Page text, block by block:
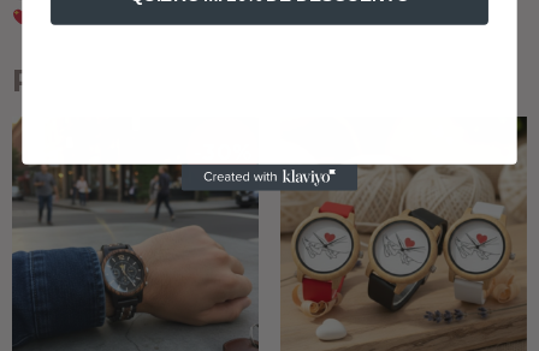
Perfecto para uso diario o ocasiones especiales
Productos relacionados